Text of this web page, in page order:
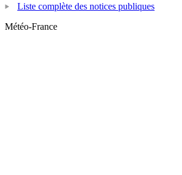
Liste complète des notices publiques
Météo-France